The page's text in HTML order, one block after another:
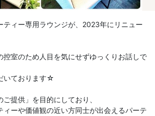
ティー専用ラウンジが、2023年にリニュー
控室のため人目を気にせずゆっくりお話しで
いております☆
ご提供」を目的にしており、
ィーや価値観の近い方同士が出会えるパーテ